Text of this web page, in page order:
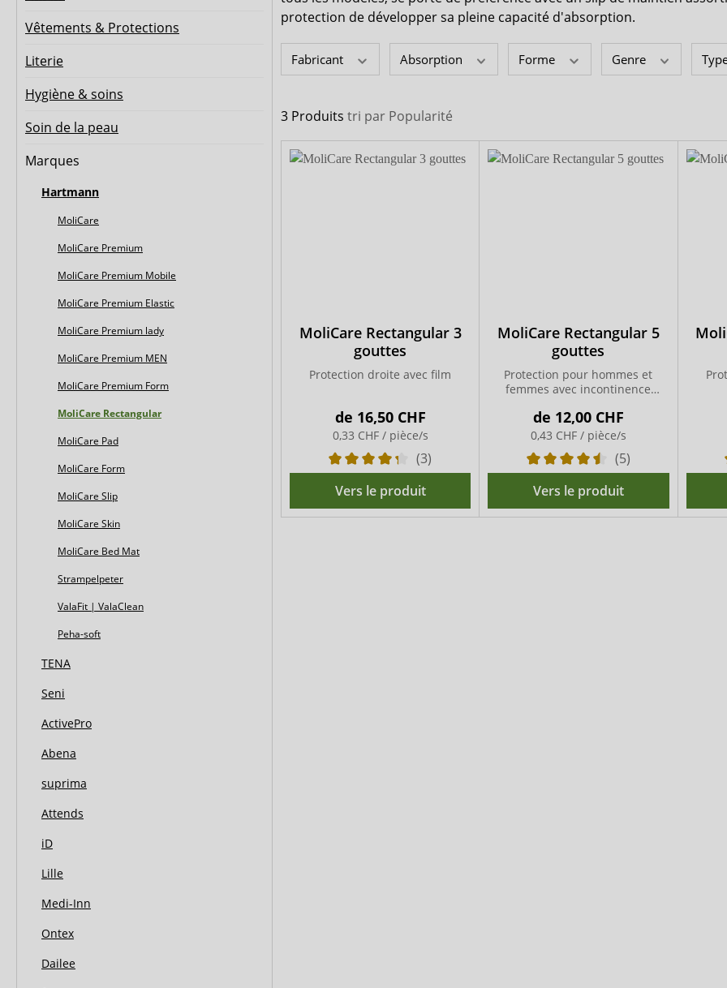
Biberna CareDry x-top
MedLogics DryNites
Vêtements & Protections
Literie
Hygiène & soins
Soin de la peau
Marques
Hartmann
MoliCare
MoliCare Premium
MoliCare Premium Mobile
MoliCare Premium Elastic
MoliCare Premium lady
MoliCare Premium MEN
MoliCare Premium Form
MoliCare Rectangular
MoliCare Pad
MoliCare Form
MoliCare Slip
MoliCare Skin
MoliCare Bed Mat
Strampelpeter
ValaFit | ValaClean
Peha-soft
TENA
Seni
ActivePro
Abena
suprima
Attends
iD
Lille
Medi-Inn
Ontex
Dailee
protection de développer sa pleine capacité d'absorption.
Fabricant Absorption Forme Genre
3 Produits tri par Popularité
MoliCare Rectangular 3
gouttes
Protection droite avec film
de 16,50 CHF
0,33 CHF / pièce/s
(3)
Vers le produit
MoliCare Rectangular 5
gouttes
Protection pour hommes et
femmes avec incontinence
de 12,00 CHF
0,43 CHF / pièce/s
(5)
Vers le produit